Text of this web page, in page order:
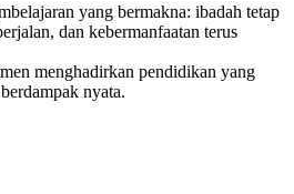
yang bermakna: ibadah tetap
dan kebermanfaatan terus
menghadirkan pendidikan yang
nyata.